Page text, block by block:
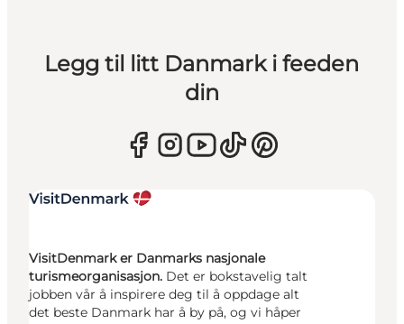
Legg til litt Danmark i feeden
din
VisitDenmark er Danmarks nasjonale
turismeorganisasjon. Det er bokstavelig talt
jobben vår å inspirere deg til å oppdage alt
det beste Danmark har å by på, og vi håper